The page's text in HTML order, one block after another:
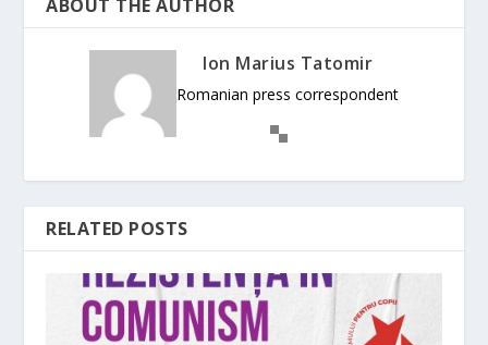
ABOUT THE AUTHOR
Ion Marius Tatomir
Romanian press correspondent
RELATED POSTS